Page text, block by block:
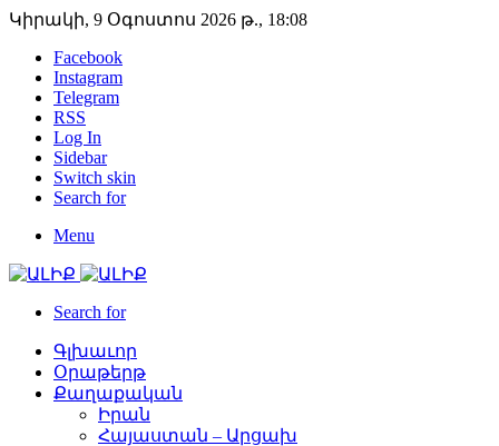
Կիրակի, 9 Օգոստոս 2026 թ., 18:08
Facebook
Instagram
Telegram
RSS
Log In
Sidebar
Switch skin
Search for
Menu
Search for
Գլխաւոր
Օրաթերթ
Քաղաքական
Իրան
Հայաստան – Արցախ